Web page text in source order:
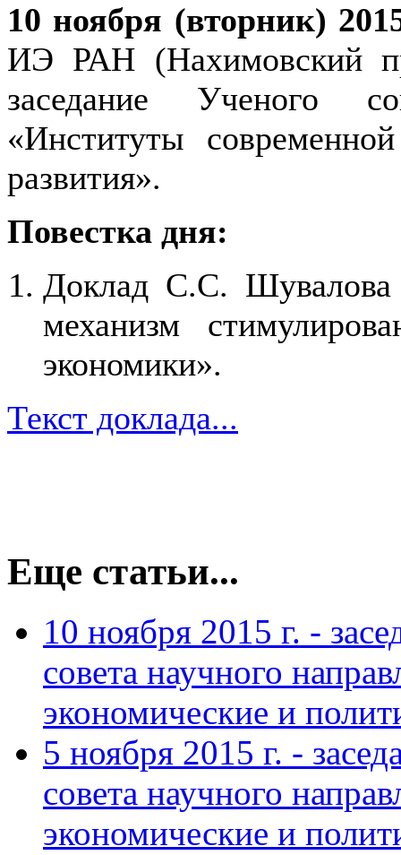
10 ноября (вторник)
ИЭ РАН (Нахимовский
заседание Ученого
«Институты
развития».
Повестка дня:
Доклад С.С. Шувалова
механизм
экономики».
Текст доклада...
Еще статьи...
10 ноября 2015 г. -
совета научного
экономические и
5 ноября 2015 г. -
совета научного
экономические и